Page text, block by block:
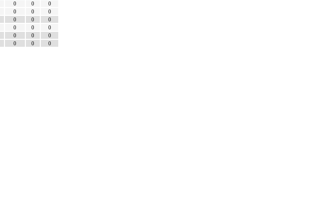
0 0
0
0 0
0
0 0
0
0 0
0
0 0
0
0 0 0